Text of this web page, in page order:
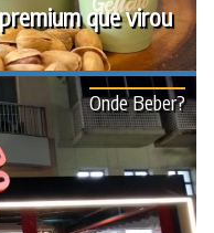
que virou
Onde Beber?